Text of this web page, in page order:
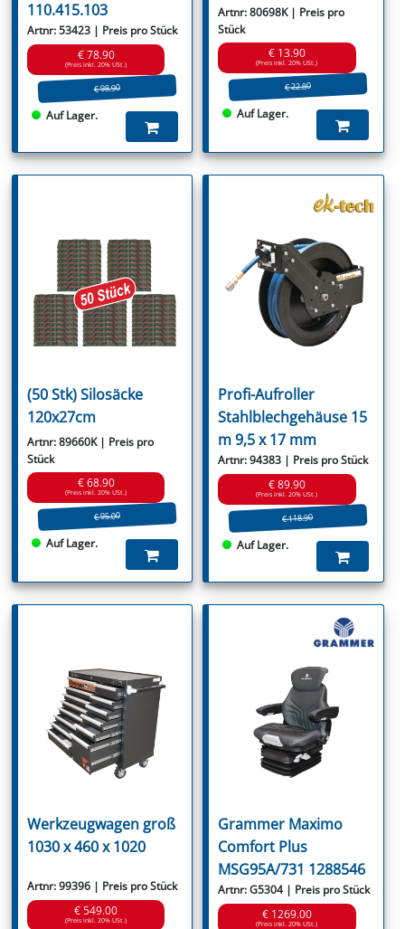
110.415.103
Artnr: 53423 | Preis pro Stück
€ 78.90
(Preis inkl. 20% USt.)
€ 98.90
Auf Lager.
Artnr: 80698K | Preis pro
Stück
€ 13.90
(Preis inkl. 20% USt.)
€ 22.80
Auf Lager.
(50 Stk) Silosäcke
120x27cm
Artnr: 89660K | Preis pro
Stück
€ 68.90
(Preis inkl. 20% USt.)
€ 95.00
Auf Lager.
Profi-Aufroller
Stahlblechgehäuse 15
m 9,5 x 17 mm
Artnr: 94383 | Preis pro Stück
€ 89.90
(Preis inkl. 20% USt.)
€ 118.90
Auf Lager.
Werkzeugwagen groß
1030 x 460 x 1020
Artnr: 99396 | Preis pro Stück
€ 549.00
(Preis inkl. 20% USt.)
Grammer Maximo
Comfort Plus
MSG95A/731 1288546
Artnr: G5304 | Preis pro Stück
€ 1269.00
(Preis inkl. 20% USt.)